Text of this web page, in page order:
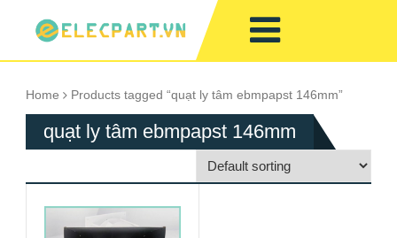
Home Products tagged “quạt ly tâm ebmpapst 146mm”
quạt ly tâm ebmpapst 146mm